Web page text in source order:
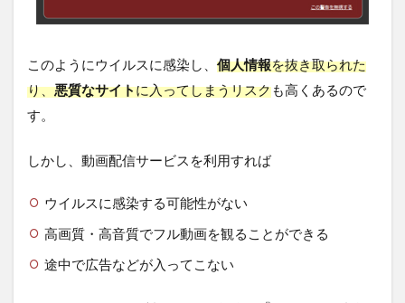
このようにウイルスに感染し、 個人情報を抜き取られた
り、悪質なサイトに入ってしまうリスクも高くあるので
す。
しかし、動画配信サービスを利用すれば
ウイルスに感染する可能性がない
高画質・高音質でフル動画を観ることができる
途中で広告などが入ってこない